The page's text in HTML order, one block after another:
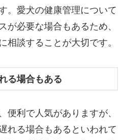
。愛犬の健康管理について
が必要な場合もあるため、
相談することが大切です。
る場合もある
便利で人気がありますが、
れる場合もあるといわれて